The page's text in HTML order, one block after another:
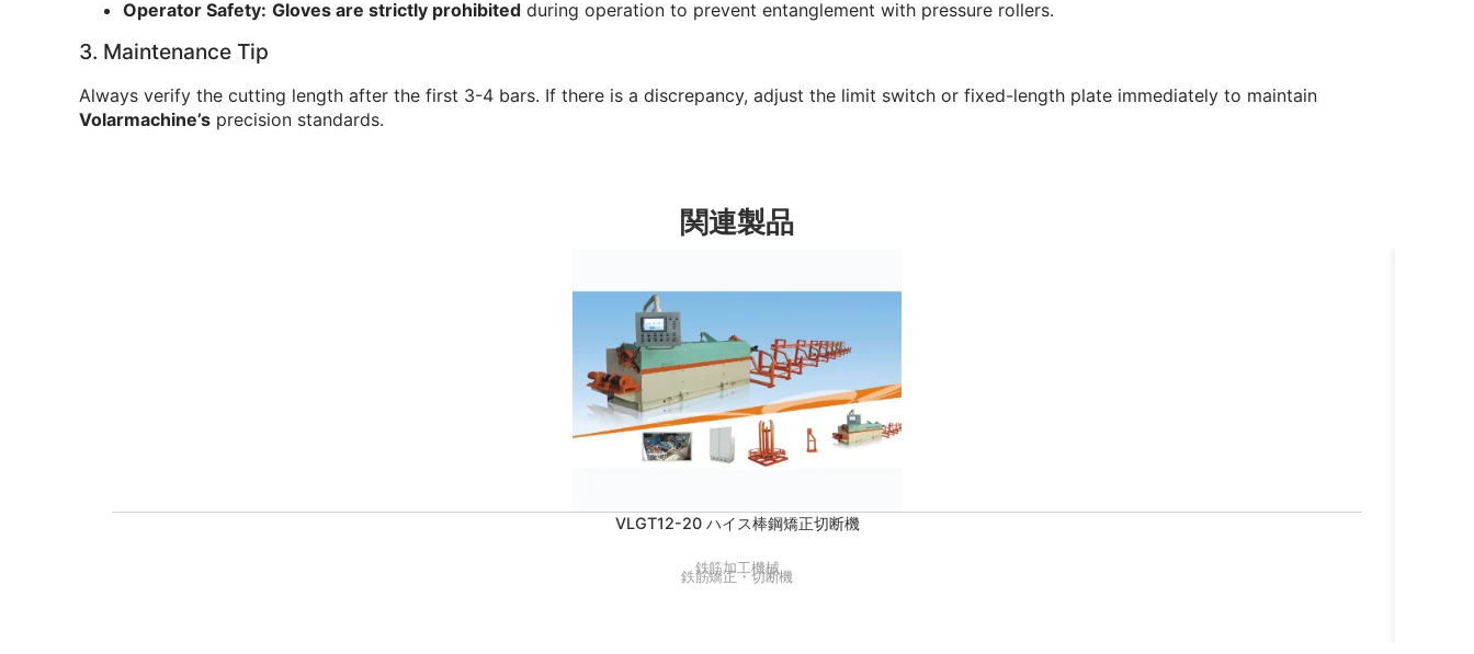
Operator Safety: Gloves are strictly prohibited during operation to prevent entanglement with pressure rollers.
3. Maintenance Tip
Always verify the cutting length after the first 3-4 bars. If there is a discrepancy, adjust the limit switch or fixed-length plate immediately to maintain
Volarmachine’s precision standards.
関連製品
VLGT12-20 ハイス棒鋼矯正切断機
鉄筋加工機械
鉄筋矯正・切断機